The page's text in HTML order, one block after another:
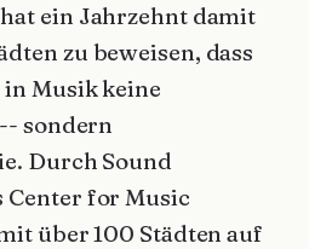
ein Jahrzehnt damit
zu beweisen, dass
Musik keine
sondern
Durch Sound
Center for Music
über 100 Städten auf